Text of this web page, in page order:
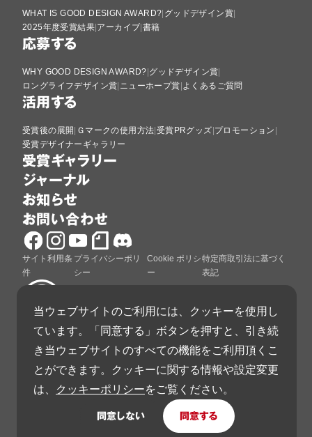
WHAT IS GOOD DESIGN AWARD? グッドデザイン賞
2025年度受賞結果 アーカイブ 書籍
応募する
WHY GOOD DESIGN AWARD? グッドデザイン賞
ロングライフデザイン賞 ニューホープ賞 よくあるご質問
活用する
受賞後の展開 Ｇマークの使用方法 受賞PRグッズ プロモーション
受賞デザイナーギャラリー
受賞ギャラリー
ジャーナル
お知らせ
お問い合わせ
サイト利用条
件
プライバシーポリ
シー
Cookie ポリシ
ー
特定商取引法に基づく
表記
グッドデザイン賞は、公益財団法人日本デザイン振興
会が運営しています。
当ウェブサイトのご利用には、クッキーを使用し
ています。「同意する」ボタンを押すと、引き続
き当ウェブサイトのすべての機能をご利用頂くこ
とができます。クッキーに関する情報や設定変更
は、
クッキーポリシーをご覧ください。
同意しない 同意する